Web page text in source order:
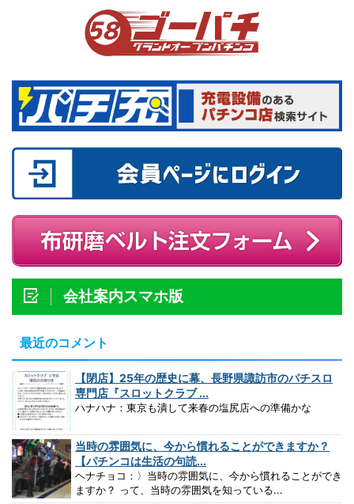
会社案内スマホ版
最近のコメント
【閉店】25年の歴史に幕、長野県諏訪市のパチスロ
専門店『スロットクラブ ...
ハナハナ：東京も潰して来春の塩尻店への準備かな
当時の雰囲気に、今から慣れることができますか？
【パチンコは生活の句読...
ヘナチョコ：〉当時の雰囲気に、今から慣れることができ
ますか？ って、当時の雰囲気を知っている...